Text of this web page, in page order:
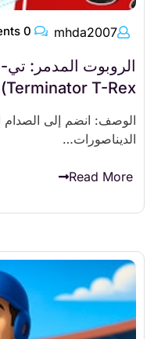
mhda2007
Terminator T-Rex)
الوصف: انضم إلى الصدام
الديناصورات…
Read More